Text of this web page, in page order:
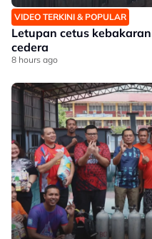
VIDEO TERKINI & POPULAR
Letupan cetus
cedera
8 hours ago